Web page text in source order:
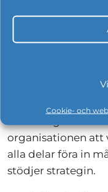
Cookie- och
objektivitet. Ha
utvecklas
stora projekt,
tid, resurser och
organisationen att
alla delar föra in
stödjer strategin.